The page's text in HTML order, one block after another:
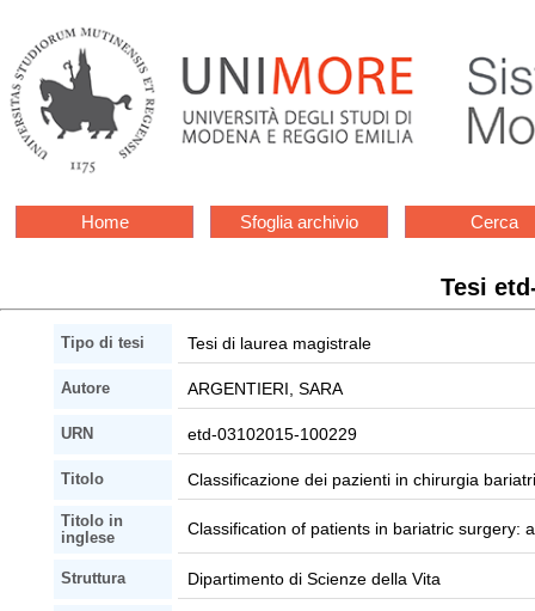
Home Sfoglia archivio Cerca
Tesi
Tipo di tesi Tesi di laurea magistrale
Autore ARGENTIERI, SARA
URN etd-03102015-100229
Titolo Classificazione dei pazienti in chirurgia
Titolo in
inglese
Classification of patients in bariatric surgery:
Struttura Dipartimento di Scienze della Vita